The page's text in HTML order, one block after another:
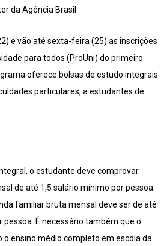
da Agência Brasil
e vão até sexta-feira (25) as inscrições
para todos (ProUni) do primeiro
oferece bolsas de estudo integrais
particulares, a estudantes de
o estudante deve comprovar
de até 1,5 salário mínimo por pessoa.
familiar bruta mensal deve ser de até
É necessário também que o
ensino médio completo em escola da